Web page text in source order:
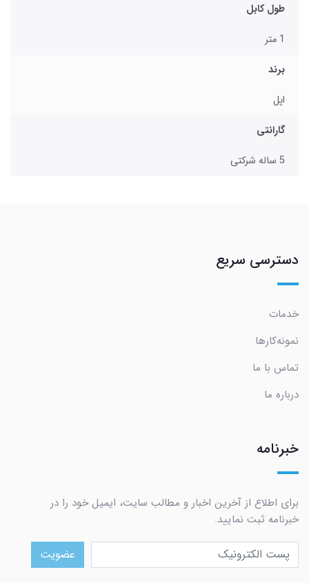
طول کابل
1 متر
برند
اپل
گارانتی
5 ساله شرکتی
دسترسی سریع
خدمات
نمونه‌کارها
تماس با ما
درباره ما
خبرنامه
برای اطلاع از آخرین اخبار و مطالب سایت، ایمیل خود را در
خبرنامه ثبت نمایید.
عضویت